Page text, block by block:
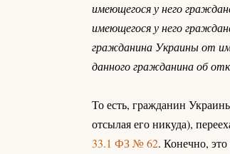
имеющегося у него
имеющегося у него
гражданина Украины от
данного гражданина об
То есть, гражданин
отсылая его никуда),
33.1 ФЗ № 62. Конечно, это